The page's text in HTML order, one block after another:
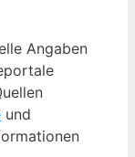
Angaben
und